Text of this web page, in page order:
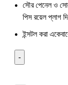
সৌর পেনেল ও
পিস রয়েল প্লাগ
ইন্সটল করা